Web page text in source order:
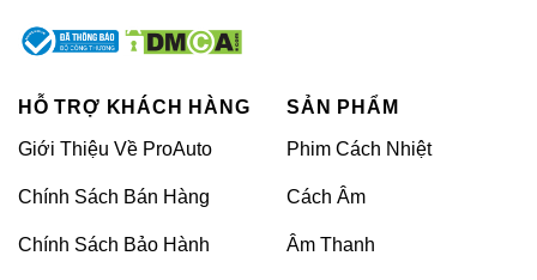
Camera hành trình ô tô được đánh giá là sản phẩm công
Trong số danh sách camera hành trình ô tô phải kể
đến thương hiệu camera hành trình Nextbase – sản
HỖ TRỢ KHÁCH HÀNG
Giới Thiệu Về ProAuto
Chính Sách Bán Hàng
Chính Sách Bảo Hành
SẢN PHẨM
Phim Cách Nhiệt
Cách Âm
Âm Thanh